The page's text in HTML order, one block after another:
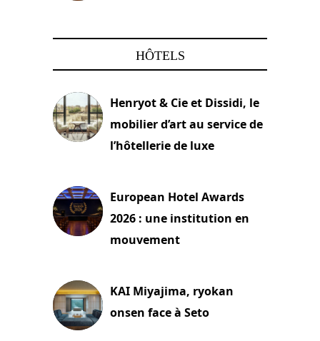
HÔTELS
Henryot & Cie et Dissidi, le
mobilier d’art au service de
l’hôtellerie de luxe
European Hotel Awards
2026 : une institution en
mouvement
KAI Miyajima, ryokan
onsen face à Seto